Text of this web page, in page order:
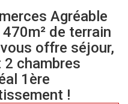
Agréable
de terrain
offre séjour,
2 chambres
1ère
!